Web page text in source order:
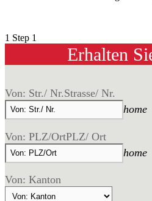
1 Step 1
Erhalten
Von: Str./ Nr.Strasse/ Nr.
home
Von: PLZ/OrtPLZ/ Ort
home
Von: Kanton